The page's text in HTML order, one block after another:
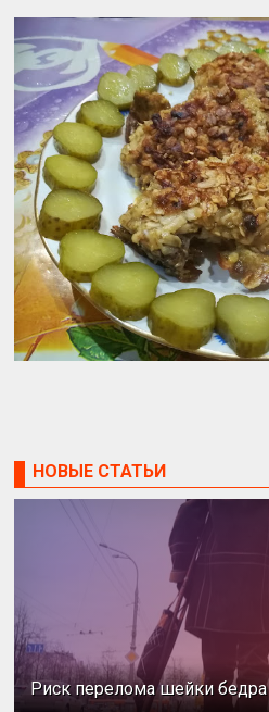
НОВЫЕ СТАТЬИ
Риск перелома шейки бедра